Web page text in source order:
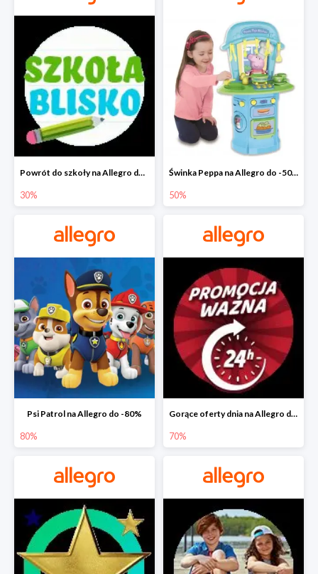
Powrót do szkoły na Allegro do -30%
30%
Świnka Peppa na Allegro do -50%
50%
Psi Patrol na Allegro do -80%
80%
Gorące oferty dnia na Allegro do -50%
70%